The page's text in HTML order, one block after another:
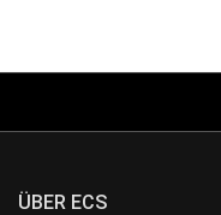
ÜBER ECS